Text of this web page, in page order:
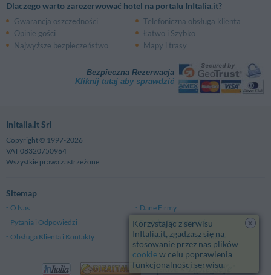
Dlaczego warto zarezerwować hotel na portalu InItalia.it?
Gwarancja oszczędności
Telefoniczna obsługa klienta
Opinie gości
Łatwo i Szybko
Najwyższe bezpieczeństwo
Mapy i trasy
Bezpieczna Rezerwacja
Kliknij tutaj aby sprawdzić
InItalia.it Srl
Copyright © 1997-2026
VAT 08320750964
Wszystkie prawa zastrzeżone
Sitemap
O Nas
Dane Firmy
Pytania i Odpowiedzi
Polityka Prywatności
Obsługa Klienta i Kontakty
Ogólne Warunki Handlowe
x
Korzystając z serwisu
InItalia.it, zgadzasz się na
stosowanie przez nas plików
cookiew celu poprawienia
funkcjonalności serwisu.